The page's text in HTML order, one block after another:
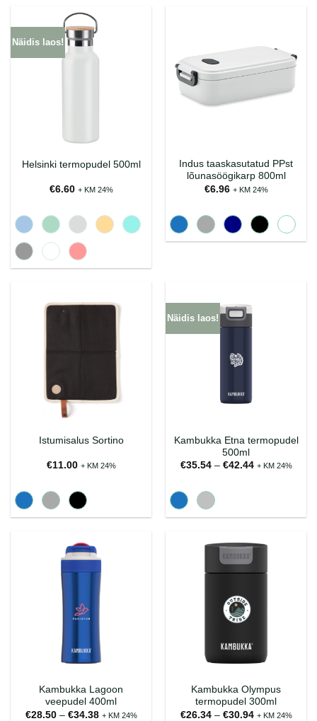
Näidis laos!
Helsinki termopudel 500ml
€6.60 + KM 24%
Indus taaskasutatud PPst
lõunasöögikarp 800ml
€6.96 + KM 24%
Istumisalus Sortino
€11.00 + KM 24%
Näidis laos!
Kambukka Etna termopudel
500ml
€35.54 – €42.44 + KM 24%
Kambukka Lagoon
veepudel 400ml
€28.50 – €34.38Hinnavahemik:
+ KM 24%
Kambukka Olympus
termopudel 300ml
€26.34 – €30.94 + KM 24%